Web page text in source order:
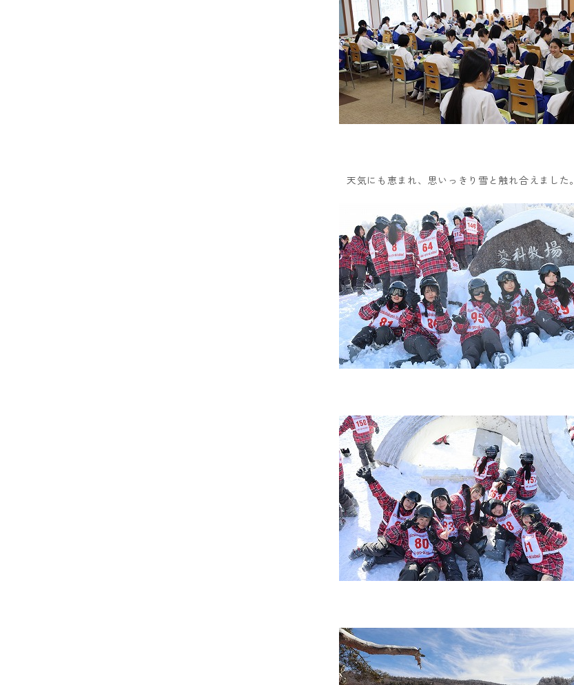
天気にも恵まれ、思いっきり雪と触れ合えました。